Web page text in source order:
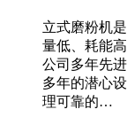
立式磨粉机
量低、耗能
公司多年先
多年的潜心
理可靠的…